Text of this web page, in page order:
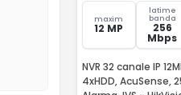
maxim
12 MP
latime
banda
256
Mbps
NVR 32 canale IP
4xHDD, AcuSense,